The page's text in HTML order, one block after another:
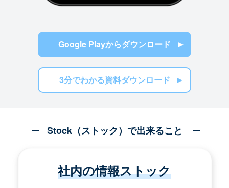
Google Playからダウンロード
3分でわかる資料ダウンロード
Stock（ストック）で出来ること
社内の情報ストック